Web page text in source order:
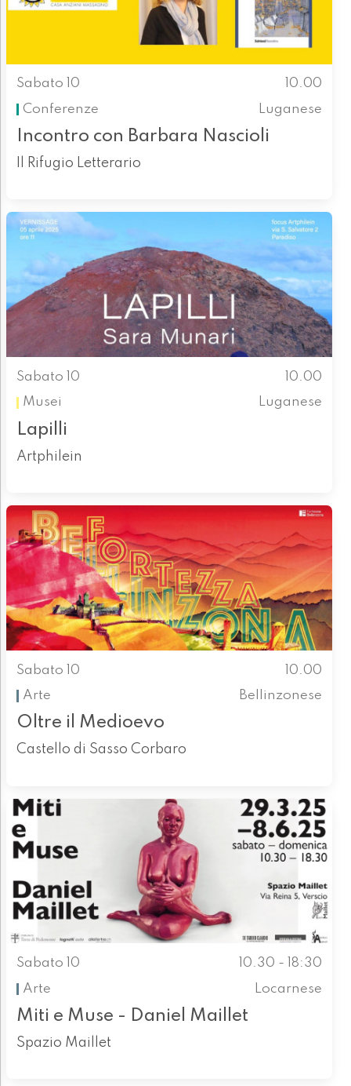
Sabato 10
10.00
Conferenze
Luganese
Incontro con Barbara Nascioli
Il Rifugio Letterario
Sabato 10
10.00
Musei
Luganese
Lapilli
Artphilein
Sabato 10
10.00
Arte
Bellinzonese
Oltre il Medioevo
Castello di Sasso Corbaro
Sabato 10
10.30 - 18:30
Arte
Locarnese
Miti e Muse - Daniel Maillet
Spazio Maillet